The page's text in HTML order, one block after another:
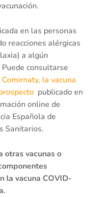
en las personas
reacciones alérgicas
a algún
consultarse
la vacuna
publicado en
online de
Española de
Sanitarios.
otras vacunas o
la vacuna COVID-